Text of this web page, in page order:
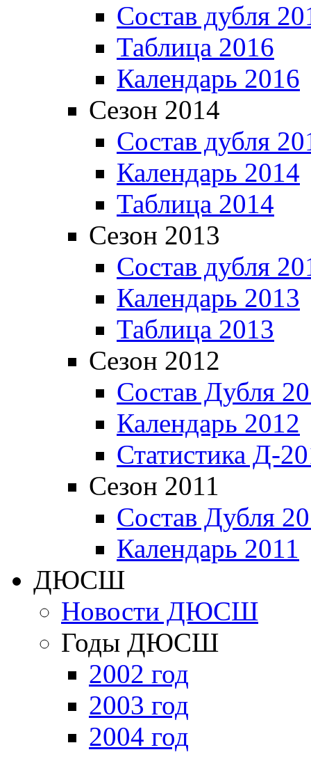
Состав дубля
Таблица 2016
Календарь 2016
Сезон 2014
Состав дубля
Календарь 2014
Таблица 2014
Сезон 2013
Состав дубля
Календарь 2013
Таблица 2013
Сезон 2012
Состав Дубля
Календарь 2012
Статистика Д-
Сезон 2011
Состав Дубля
Календарь 2011
ДЮСШ
Новости ДЮСШ
Годы ДЮСШ
2002 год
2003 год
2004 год